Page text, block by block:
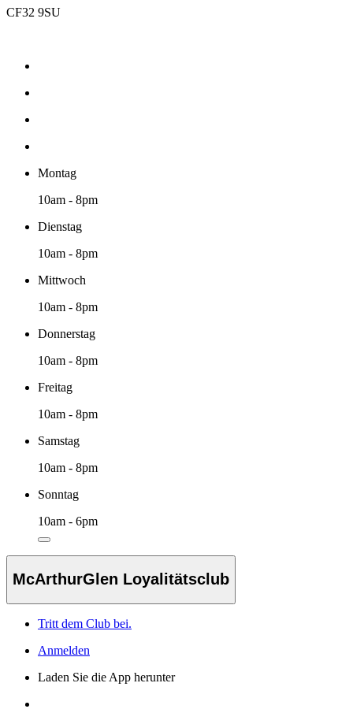
CF32 9SU
Montag
10am - 8pm
Dienstag
10am - 8pm
Mittwoch
10am - 8pm
Donnerstag
10am - 8pm
Freitag
10am - 8pm
Samstag
10am - 8pm
Sonntag
10am - 6pm
McArthurGlen Loyalitätsclub
Tritt dem Club bei.
Anmelden
Laden Sie die App herunter